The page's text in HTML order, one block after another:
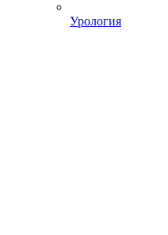
Урология